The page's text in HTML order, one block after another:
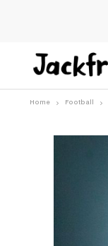
Home Football